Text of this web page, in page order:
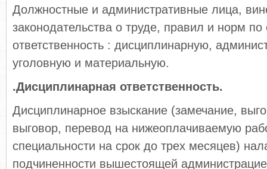
Должностные и административные лица,
законодательства о труде, правил и норм по
ответственность : дисциплинарную,
уголовную и материальную.
.Дисциплинарная ответственность.
Дисциплинарное взыскание (замечание,
выговор, перевод на нижеоплачиваемую
специальности на срок до трех месяцев)
подчиненности вышестоящей